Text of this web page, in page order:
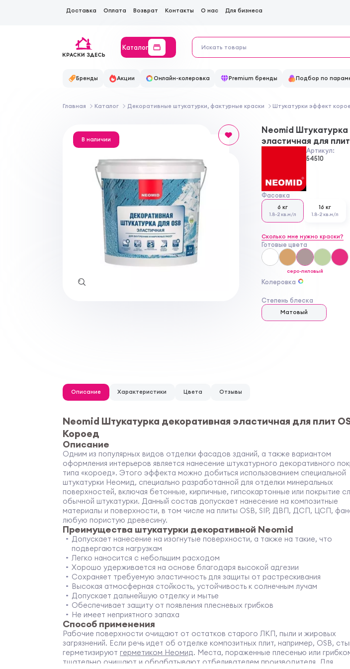
Доставка Оплата Возврат Контакты О нас Для бизнеса
Каталог
Бренды Акции Онлайн-колеровка Premium бренды Подбор по
Главная Каталог Декоративные штукатурки, фактурные краски Штукатурки эффект
В наличии
Neomid
эластичная для
Артикул:
54510
Фасовка
6 кг
1.8-2 кв.м/л
16 кг
1.8-2 кв.м/л
Сколько мне нужно краски?
Готовые цвета
серо-лиловый
Колеровка
Степень блеска
Матовый
Описание Характеристики Цвета Отзывы
Neomid Штукатурка декоративная эластичная для плит
Короед
Описание
Одним из популярных видов отделки фасадов зданий, а также вариантом
оформления интерьеров является нанесение штукатурного декоративного
типа «короед». Этого эффекта можно добиться использованием специальной
штукатурки Неомид, специально разработанной для отделки минеральных
поверхностей, включая бетонные, кирпичные, гипсокартонные или покрытие
обычной штукатурки. Данный состав допускает нанесение на композитные
материалы и поверхности, в том числе на плиты OSB, SIP, ДВП, ДСП, ЦСП,
любую пористую древесину.
Преимущества штукатурки декоративной Neomid
Допускает нанесение на изогнутые поверхности, а также на такие, что
подвергаются нагрузкам
Легко наносится с небольшим расходом
Хорошо удерживается на основе благодаря высокой адгезии
Сохраняет требуемую эластичность для защиты от растрескивания
Высокая атмосферная стойкость, устойчивость к солнечным лучам
Допускает дальнейшую отделку и мытье
Обеспечивает защиту от появления плесневых грибков
Не имеет неприятного запаха
Способ применения
Рабочие поверхности очищают от остатков старого ЛКП, пыли и жировых
загрязнений. Если речь идет об отделке композитных плит, например, OSB,
герметизируют герметиком Неомид. Места, пораженные плесенью или
тщательно очищают и обрабатывают отбеливателем производителя. Для